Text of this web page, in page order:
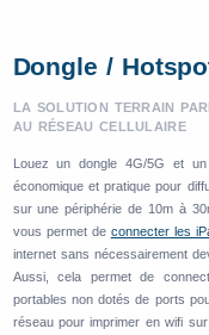
Dongle /
LA SOLUTION TERRAIN
AU RÉSEAU CELLULAIRE
Louez un dongle 4G/5G et
économique et pratique pour
sur une périphérie de 10m à
vous permet de connecter les
internet sans nécessairement
Aussi, cela permet de
portables non dotés de ports
réseau pour imprimer en wifi